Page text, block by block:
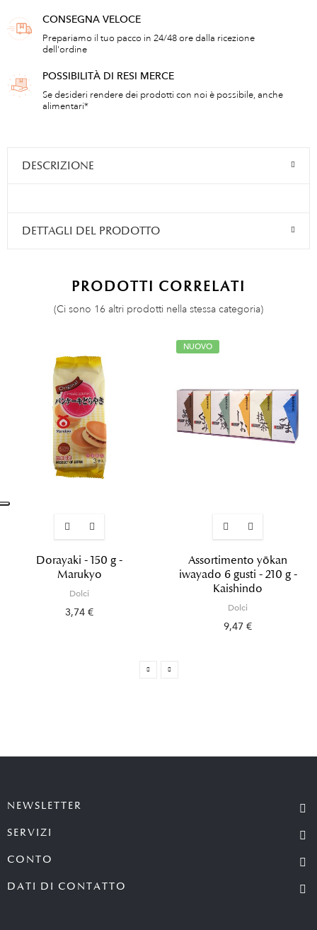
CONSEGNA VELOCE
Prepariamo il tuo pacco in 24/48 ore dalla ricezione
dell'ordine
POSSIBILITÀ DI RESI MERCE
Se desideri rendere dei prodotti con noi è possibile, anche
alimentari*
DESCRIZIONE
DETTAGLI DEL PRODOTTO
PRODOTTI CORRELATI
(Ci sono 16 altri prodotti nella stessa categoria)
Dorayaki - 150 g -
Marukyo
Dolci
3,74 €
NUOVO
Assortimento yōkan
iwayado 6 gusti - 210 g -
Kaishindo
Dolci
9,47 €
NEWSLETTER
SERVIZI
CONTO
DATI DI CONTATTO